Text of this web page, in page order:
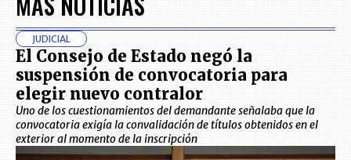
JUDICIAL
El Consejo de Estado negó la
suspensión de convocatoria para
elegir nuevo contralor
Uno de los cuestionamientos del demandante señalaba que la
convocatoria exigía la convalidación de títulos obtenidos en el
exterior al momento de la inscripción